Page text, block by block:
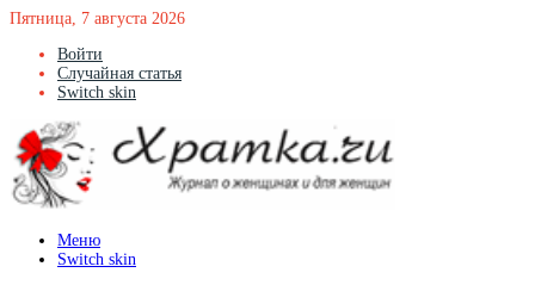
Пятница, 7 августа 2026
Войти
Случайная статья
Switch skin
Меню
Switch skin